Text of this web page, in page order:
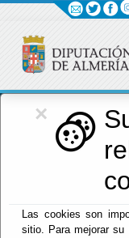
×
Las cookies son
sitio. Para mejorar su
Vertebración del